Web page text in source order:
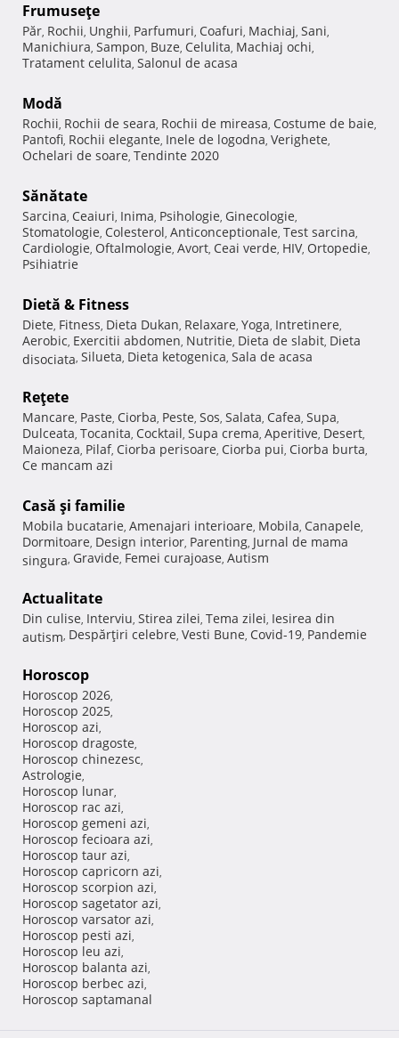
Frumuseţe
Păr, Rochii, Unghii, Parfumuri, Coafuri, Machiaj, Sani,
Manichiura, Sampon, Buze, Celulita, Machiaj ochi,
Tratament celulita, Salonul de acasa
Modă
Rochii, Rochii de seara, Rochii de mireasa, Costume de baie,
Pantofi, Rochii elegante, Inele de logodna, Verighete,
Ochelari de soare, Tendinte 2020
Sănătate
Sarcina, Ceaiuri, Inima, Psihologie, Ginecologie,
Stomatologie, Colesterol, Anticonceptionale, Test sarcina,
Cardiologie, Oftalmologie, Avort, Ceai verde, HIV, Ortopedie,
Psihiatrie
Dietă & Fitness
Diete, Fitness, Dieta Dukan, Relaxare, Yoga, Intretinere,
Aerobic, Exercitii abdomen, Nutritie, Dieta de slabit, Dieta
disociata, Silueta, Dieta ketogenica, Sala de acasa
Reţete
Mancare, Paste, Ciorba, Peste, Sos, Salata, Cafea, Supa,
Dulceata, Tocanita, Cocktail, Supa crema, Aperitive, Desert,
Maioneza, Pilaf, Ciorba perisoare, Ciorba pui, Ciorba burta,
Ce mancam azi
Casă şi familie
Mobila bucatarie, Amenajari interioare, Mobila, Canapele,
Dormitoare, Design interior, Parenting, Jurnal de mama
singura, Gravide, Femei curajoase, Autism
Actualitate
Din culise, Interviu, Stirea zilei, Tema zilei, Iesirea din
autism, Despărţiri celebre, Vesti Bune, Covid-19, Pandemie
Horoscop
Horoscop 2026,
Horoscop 2025,
Horoscop azi,
Horoscop dragoste,
Horoscop chinezesc,
Astrologie,
Horoscop lunar,
Horoscop rac azi,
Horoscop gemeni azi,
Horoscop fecioara azi,
Horoscop taur azi,
Horoscop capricorn azi,
Horoscop scorpion azi,
Horoscop sagetator azi,
Horoscop varsator azi,
Horoscop pesti azi,
Horoscop leu azi,
Horoscop balanta azi,
Horoscop berbec azi,
Horoscop saptamanal